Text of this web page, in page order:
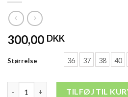
300,00 DKK
Størrelse 36 37 38 40
Sort støvle - Kort sort støvle med
TILFØJ TIL